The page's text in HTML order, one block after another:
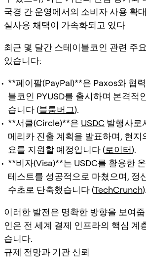
국경 간 운영에서의 소비자 사용 확
실사용 채택이 가속화되고 있다
최근 몇 달간 스테이블코인 관련 주
있습니다:
**페이팔(PayPal)**은 Paxos와 협
블코인 PYUSD를 출시하며 본격적
습니다 (블룸버그).
**서클(Circle)**은 USDC 발행사로
메리카 진출 계획을 발표하며, 현지
요를 지원할 예정입니다 (로이터).
**비자(Visa)**는 USDC를 활용한
테스트를 성공적으로 마쳤으며, 정
수초로 단축했습니다 (TechCrunch).
이러한 발전은 명확한 방향을 보여
인은 전 세계 결제 인프라의 핵심 계
습니다.
규제 전망과 기관 신뢰